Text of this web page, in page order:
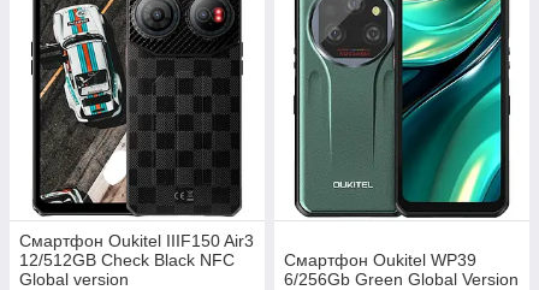
Смартфон Oukitel IIIF150 Air3
12/512GB Check Black NFC
Global version
Смартфон Oukitel WP39
6/256Gb Green Global Version